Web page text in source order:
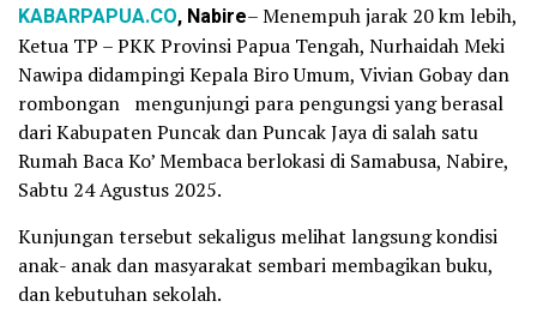
KABARPAPUA.CO, Nabire– Menempuh jarak 20 km lebih,
Ketua TP – PKK Provinsi Papua Tengah, Nurhaidah Meki
Nawipa didampingi Kepala Biro Umum, Vivian Gobay dan
rombongan mengunjungi para pengungsi yang berasal
dari Kabupaten Puncak dan Puncak Jaya di salah satu
Rumah Baca Ko’ Membaca berlokasi di Samabusa, Nabire,
Sabtu 24 Agustus 2025.
Kunjungan tersebut sekaligus melihat langsung kondisi
anak- anak dan masyarakat sembari membagikan buku,
dan kebutuhan sekolah.